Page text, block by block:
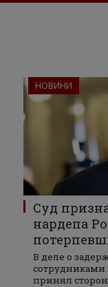
НОВИНИ
Суд
нардепа
В деле о
сотрудниками
принял